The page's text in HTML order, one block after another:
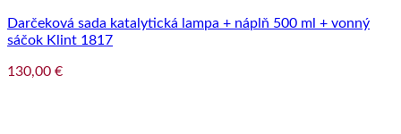
Darčeková sada katalytická lampa + náplň 500 ml + vonný
sáčok Klint 1817
130,00 €